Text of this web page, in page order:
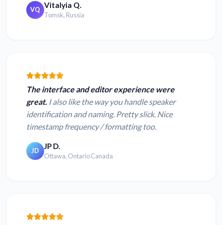
VQ Vitalyia Q.
Tomsk, Russia
The interface and editor experience were
great. I also like the way you handle speaker
identification and naming. Pretty slick. Nice
timestamp frequency / formatting too.
JD JP D.
Ottawa, Ontario Canada